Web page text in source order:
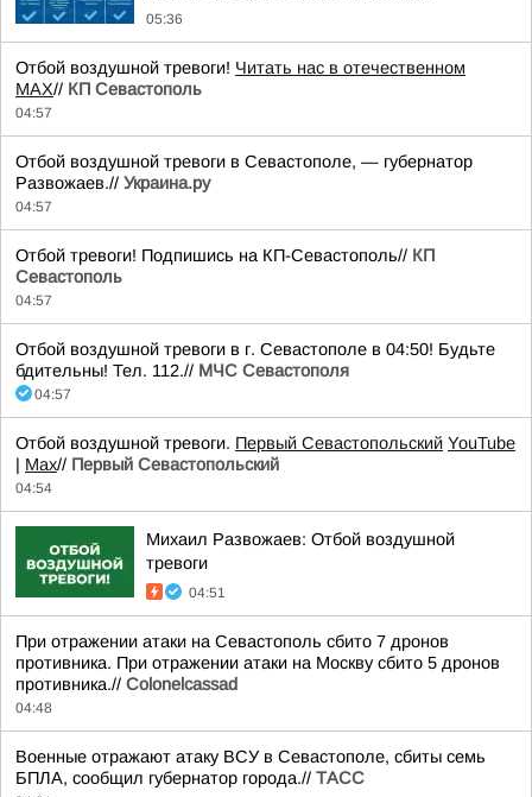
05:36
Отбой воздушной тревоги! Читать нас в отечественном
MAX// КП Севастополь
04:57
Отбой воздушной тревоги в Севастополе, — губернатор
Развожаев.// Украина.ру
04:57
Отбой тревоги! Подпишись на КП-Севастополь// КП
Севастополь
04:57
Отбой воздушной тревоги в г. Севастополе в 04:50! Будьте
бдительны! Тел. 112.// МЧС Севастополя
04:57
Отбой воздушной тревоги. Первый Севастопольский YouTube
| Max// Первый Севастопольский
04:54
Михаил Развожаев: Отбой воздушной
тревоги
04:51
При отражении атаки на Севастополь сбито 7 дронов
противника. При отражении атаки на Москву сбито 5 дронов
противника.// Colonelcassad
04:48
Военные отражают атаку ВСУ в Севастополе, сбиты семь
БПЛА, сообщил губернатор города.// ТАСС